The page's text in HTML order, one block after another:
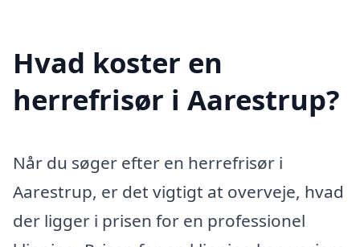
Hvad koster en
herrefrisør i Aarestrup?
Når du søger efter en herrefrisør i
Aarestrup, er det vigtigt at overveje, hvad
der ligger i prisen for en professionel